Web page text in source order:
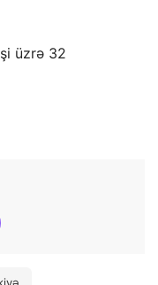
üzrə 32